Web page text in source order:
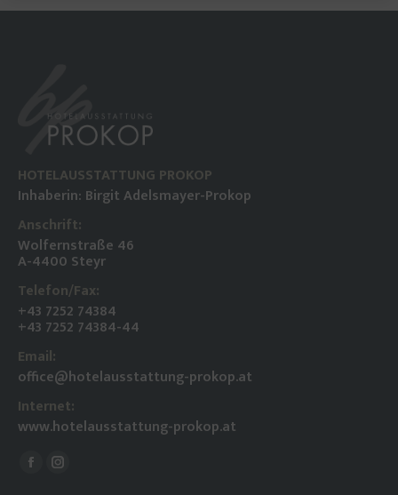
HOTELAUSSTATTUNG PROKOP
Inhaberin: Birgit Adelsmayer-Prokop
Anschrift:
Wolfernstraße 46
A-4400 Steyr
Telefon/Fax:
+43 7252 74384
+43 7252 74384-44
Email:
office@hotelausstattung-prokop.at
Internet:
www.hotelausstattung-prokop.at
Finden Sie uns auf:
FacebookInstagram